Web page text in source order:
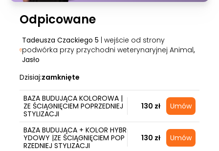
Odpicowane
Tadeusza Czackiego 5 | wejście od strony
podwórka przy przychodni weterynaryjnej Animal,
Jasło
Dzisiaj:zamknięte
BAZA BUDUJĄCA KOLOROWA |
ZE ŚCIĄGNIĘCIEM POPRZEDNIEJ
STYLIZACJI
130 zł Umów
BAZA BUDUJĄCA + KOLOR HYBR
YDOWY |ZE ŚCIĄGNIĘCIEM POP
RZEDNIEJ STYLIZACJI
130 zł Umów